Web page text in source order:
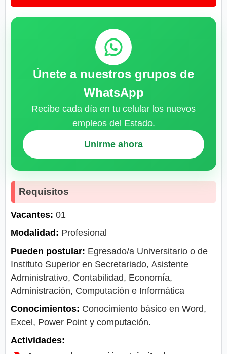
Únete a nuestros grupos de
WhatsApp
Recibe cada día en tu celular los nuevos
empleos del Estado.
Unirme ahora
Requisitos
Vacantes: 01
Modalidad: Profesional
Pueden postular: Egresado/a Universitario o de
Instituto Superior en Secretariado, Asistente
Administrativo, Contabilidad, Economía,
Administración, Computación e Informática
Conocimientos: Conocimiento básico en Word,
Excel, Power Point y computación.
Actividades: